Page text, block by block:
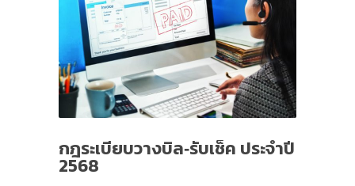
กฎระเบียบวางบิล‐รับเช็ค ประจําปี
2568